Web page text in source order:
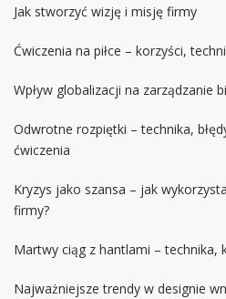
Jak stworzyć wizję i misję firmy
Ćwiczenia na piłce – korzyści,
Wpływ globalizacji na zarządzanie
Odwrotne rozpiętki – technika,
ćwiczenia
Kryzys jako szansa – jak
firmy?
Martwy ciąg z hantlami – technika,
Najważniejsze trendy w designie